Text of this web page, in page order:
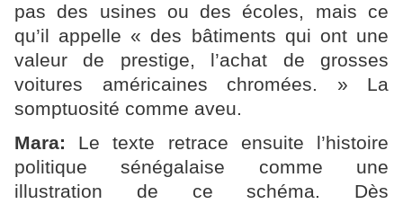
pas des usines ou des écoles, mais ce
qu’il appelle « des bâtiments qui ont une
valeur de prestige, l’achat de grosses
voitures américaines chromées. » La
somptuosité comme aveu.
Mara: Le texte retrace ensuite l’histoire
politique sénégalaise comme une
illustration de ce schéma. Dès